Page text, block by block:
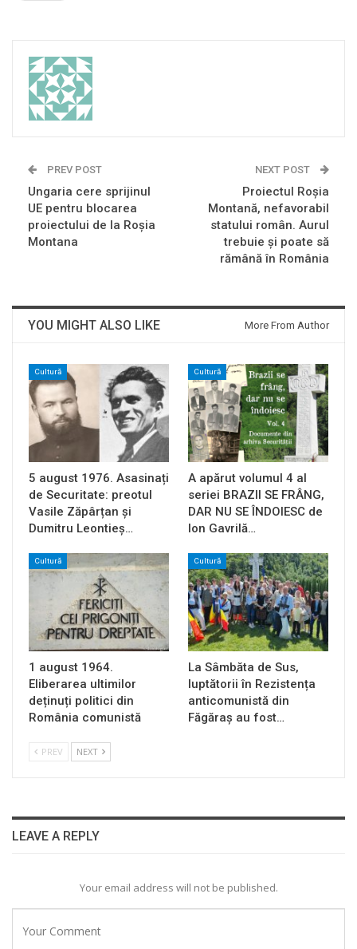
PREV POST
Ungaria cere sprijinul
UE pentru blocarea
proiectului de la Roşia
Montana
NEXT POST
Proiectul Roşia
Montană, nefavorabil
statului român. Aurul
trebuie şi poate să
rămână în România
YOU MIGHT ALSO LIKE More From Author
Cultură
5 august 1976. Asasinați
de Securitate: preotul
Vasile Zăpârțan și
Dumitru Leontieș…
Cultură
A apărut volumul 4 al
seriei BRAZII SE FRÂNG,
DAR NU SE ÎNDOIESC de
Ion Gavrilă…
Cultură
1 august 1964.
Eliberarea ultimilor
deținuți politici din
România comunistă
Cultură
La Sâmbăta de Sus,
luptătorii în Rezistența
anticomunistă din
Făgăraș au fost…
PREV NEXT
LEAVE A REPLY
Your email address will not be published.